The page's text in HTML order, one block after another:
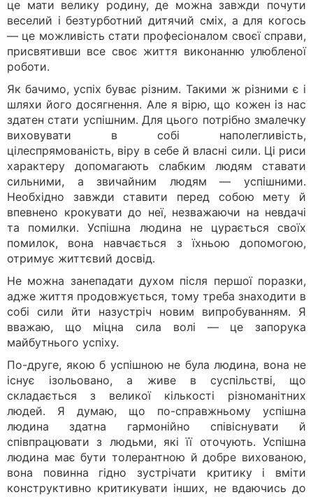
це мати велику родину, де можна завжди почути
веселий і безтурботний дитячий сміх, а для когось
— це можливість стати професіоналом своєї справи,
присвятивши все своє життя виконанню улюбленої
роботи.
Як бачимо, успіх буває різним. Такими ж різними є і
шляхи його досягнення. Але я вірю, що кожен із нас
здатен стати успішним. Для цього потрібно змалечку
виховувати в собі наполегливість,
цілеспрямованість, віру в себе й власні сили. Ці риси
характеру допомагають слабким людям ставати
сильними, а звичайним людям — успішними.
Необхідно завжди ставити перед собою мету й
впевнено крокувати до неї, незважаючи на невдачі
та помилки. Успішна людина не цурається своїх
помилок, вона навчається з їхньою допомогою,
отримує життєвий досвід.
Не можна занепадати духом після першої поразки,
адже життя продовжується, тому треба знаходити в
собі сили йти назустріч новим випробуванням. Я
вважаю, що міцна сила волі — це запорука
майбутнього успіху.
По-друге, якою б успішною не була людина, вона не
існує ізольовано, а живе в суспільстві, що
складається з великої кількості різноманітних
людей. Я думаю, що по-справжньому успішна
людина здатна гармонійно співіснувати й
співпрацювати з людьми, які її оточують. Успішна
людина має бути толерантною й добре вихованою,
вона повинна гідно зустрічати критику і вміти
конструктивно критикувати інших, не вдаючись до